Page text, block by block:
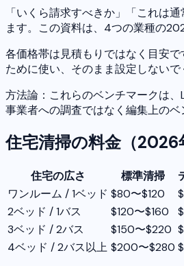
「いくら請求すべきか」「これは
ます。この資料は、4つの業種の
各価格帯は見積もりではなく目安
ために使い、そのまま設定しないで
方法論：これらのベンチマークは
事業者への調査ではなく編集上の
住宅清掃の料金（2026
住宅の広さ 標準清掃
ワンルーム / 1ベッド $80〜$120
2ベッド / 1バス
$120〜$160
3ベッド / 2バス
$150〜$220
4ベッド / 2バス以上 $200〜$280